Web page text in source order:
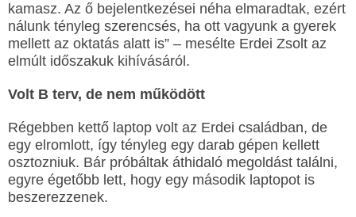
kamasz. Az ő bejelentkezései néha elmaradtak, ezért
nálunk tényleg szerencsés, ha ott vagyunk a gyerek
mellett az oktatás alatt is” – mesélte Erdei Zsolt az
elmúlt időszakuk kihívásáról.
Volt B terv, de nem működött
Régebben kettő laptop volt az Erdei családban, de
egy elromlott, így tényleg egy darab gépen kellett
osztozniuk. Bár próbáltak áthidaló megoldást találni,
egyre égetőbb lett, hogy egy második laptopot is
beszerezzenek.